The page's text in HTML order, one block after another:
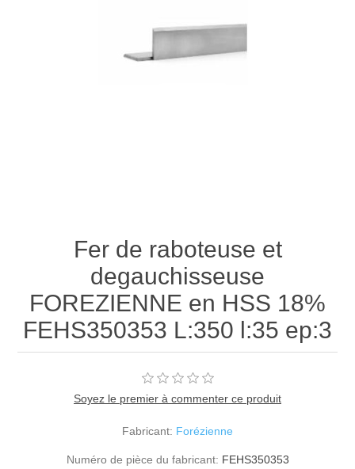
Fer de raboteuse et
degauchisseuse
FOREZIENNE en HSS 18%
FEHS350353 L:350 l:35 ep:3
Soyez le premier à commenter ce produit
Fabricant: Forézienne
Numéro de pièce du fabricant: FEHS350353